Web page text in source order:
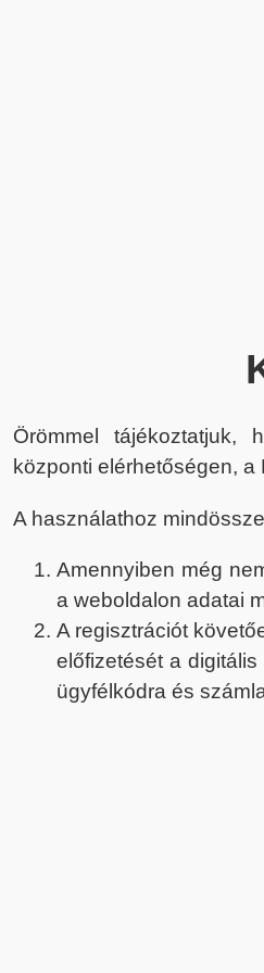
Örömmel tájékoztatjuk,
központi elérhetőségen,
A használathoz
Amennyiben még
a weboldalon adatai
A regisztrációt
előfizetését a
ügyfélkódra és